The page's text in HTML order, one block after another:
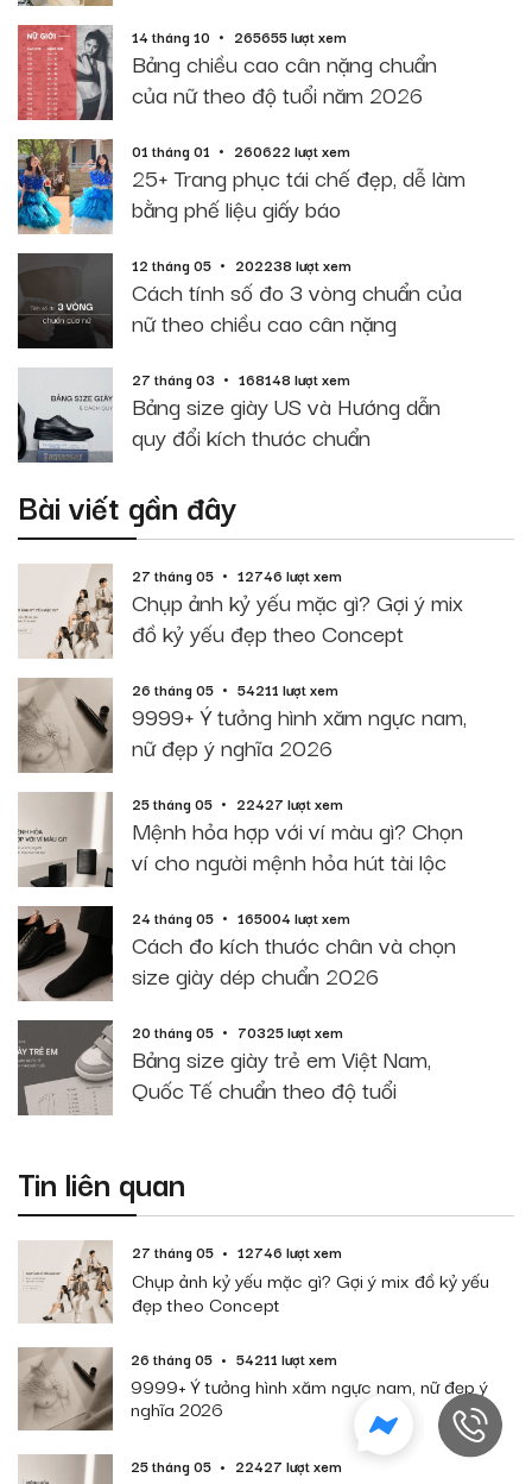
14 tháng 10 265655 lượt xem
Bảng chiều cao cân nặng chuẩn
của nữ theo độ tuổi năm 2026
01 tháng 01 260622 lượt xem
25+ Trang phục tái chế đẹp, dễ làm
bằng phế liệu giấy báo
12 tháng 05 202238 lượt xem
Cách tính số đo 3 vòng chuẩn của
nữ theo chiều cao cân nặng
27 tháng 03 168148 lượt xem
Bảng size giày US và Hướng dẫn
quy đổi kích thước chuẩn
Bài viết gần đây
27 tháng 05 12746 lượt xem
Chụp ảnh kỷ yếu mặc gì? Gợi ý mix
đồ kỷ yếu đẹp theo Concept
26 tháng 05 54211 lượt xem
9999+ Ý tưởng hình xăm ngực nam,
nữ đẹp ý nghĩa 2026
25 tháng 05 22427 lượt xem
Mệnh hỏa hợp với ví màu gì? Chọn
ví cho người mệnh hỏa hút tài lộc
24 tháng 05 165004 lượt xem
Cách đo kích thước chân và chọn
size giày dép chuẩn 2026
20 tháng 05 70325 lượt xem
Bảng size giày trẻ em Việt Nam,
Quốc Tế chuẩn theo độ tuổi
Tin liên quan
27 tháng 05 12746 lượt xem
Chụp ảnh kỷ yếu mặc gì? Gợi ý mix đồ kỷ yếu
đẹp theo Concept
26 tháng 05 54211 lượt xem
9999+ Ý tưởng hình xăm ngực nam, nữ đẹp ý
nghĩa 2026
25 tháng 05 22427 lượt xem